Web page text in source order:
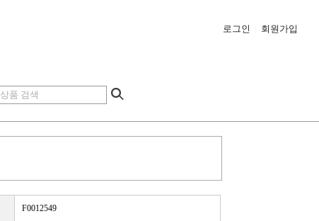
로그인 회원가입
F0012549